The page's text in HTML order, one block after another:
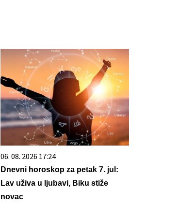
06. 08. 2026 17:24
Dnevni horoskop za petak 7. jul:
Lav uživa u ljubavi, Biku stiže
novac